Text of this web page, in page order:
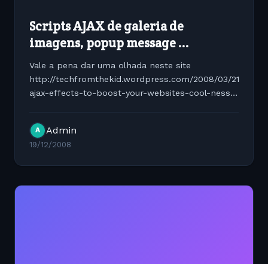
Scripts AJAX de galeria de
imagens, popup message ...
Vale a pena dar uma olhada neste site
http://techfromthekid.wordpress.com/2008/03/21/10-
ajax-effects-to-boost-your-websites-cool-ness-
A Admin
19/12/2008